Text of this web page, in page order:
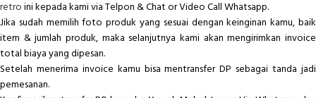
retroini kepada kami via Telpon & Chat or Video Call Whatsapp.
Jika sudah memilih foto produk yang sesuai dengan keinginan kamu, baik
item & jumlah produk, maka selanjutnya kami akan mengirimkan invoice
total biaya yang dipesan.
Setelah menerima invoice kamu bisa mentransfer DP sebagai tanda jadi
pemesanan.